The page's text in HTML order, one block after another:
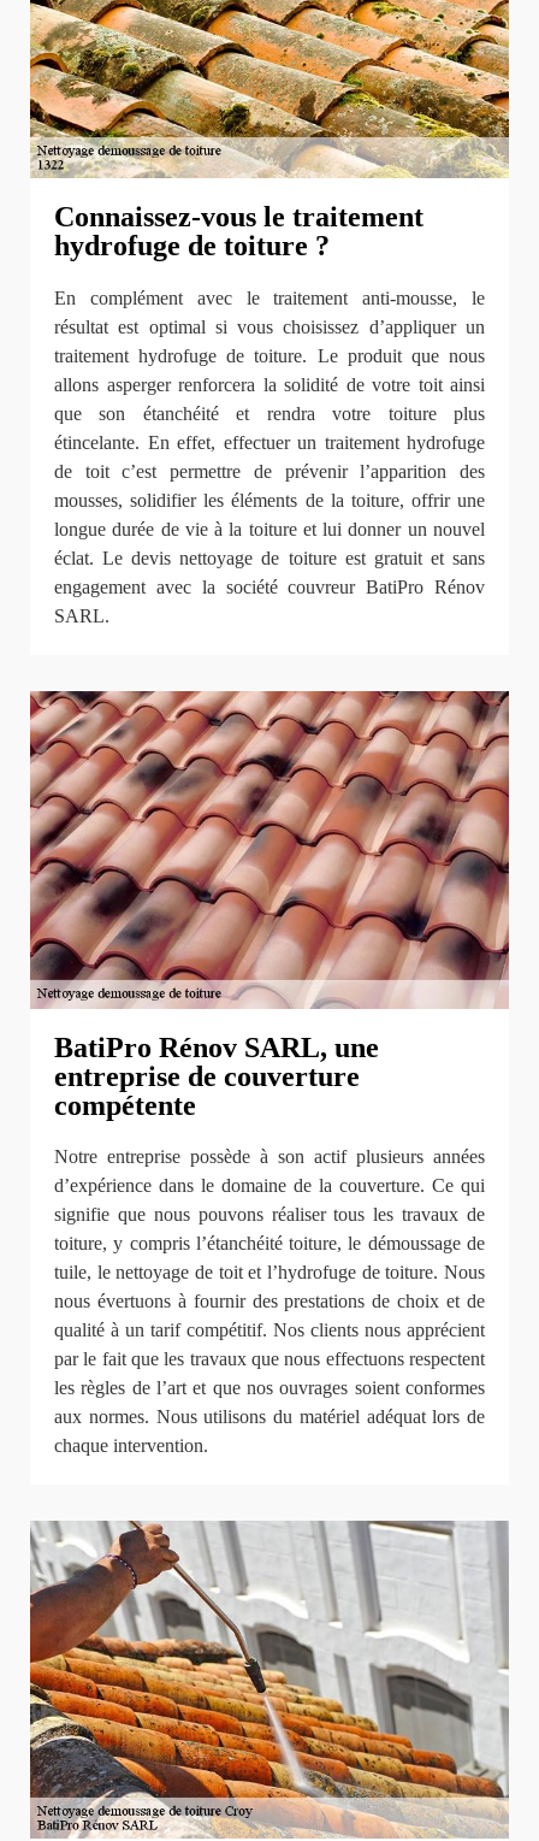
Connaissez-vous le traitement
hydrofuge de toiture ?
En complément avec le traitement anti-mousse, le
résultat est optimal si vous choisissez d’appliquer un
traitement hydrofuge de toiture. Le produit que nous
allons asperger renforcera la solidité de votre toit ainsi
que son étanchéité et rendra votre toiture plus
étincelante. En effet, effectuer un traitement hydrofuge
de toit c’est permettre de prévenir l’apparition des
mousses, solidifier les éléments de la toiture, offrir une
longue durée de vie à la toiture et lui donner un nouvel
éclat. Le devis nettoyage de toiture est gratuit et sans
engagement avec la société couvreur BatiPro Rénov
SARL.
BatiPro Rénov SARL, une
entreprise de couverture
compétente
Notre entreprise possède à son actif plusieurs années
d’expérience dans le domaine de la couverture. Ce qui
signifie que nous pouvons réaliser tous les travaux de
toiture, y compris l’étanchéité toiture, le démoussage de
tuile, le nettoyage de toit et l’hydrofuge de toiture. Nous
nous évertuons à fournir des prestations de choix et de
qualité à un tarif compétitif. Nos clients nous apprécient
par le fait que les travaux que nous effectuons respectent
les règles de l’art et que nos ouvrages soient conformes
aux normes. Nous utilisons du matériel adéquat lors de
chaque intervention.